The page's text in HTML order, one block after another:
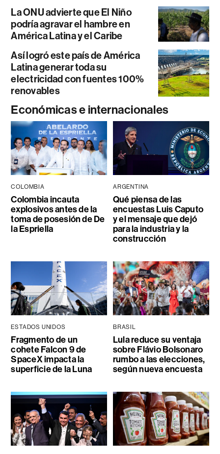
La ONU advierte que El Niño
podría agravar el hambre en
América Latina y el Caribe
Así logró este país de América
Latina generar toda su
electricidad con fuentes 100%
renovables
Económicas e internacionales
COLOMBIA
Colombia incauta
explosivos antes de la
toma de posesión de De
la Espriella
ARGENTINA
Qué piensa de las
encuestas Luis Caputo
y el mensaje que dejó
para la industria y la
construcción
ESTADOS UNIDOS
Fragmento de un
cohete Falcon 9 de
SpaceX impacta la
superficie de la Luna
BRASIL
Lula reduce su ventaja
sobre Flávio Bolsonaro
rumbo a las elecciones,
según nueva encuesta